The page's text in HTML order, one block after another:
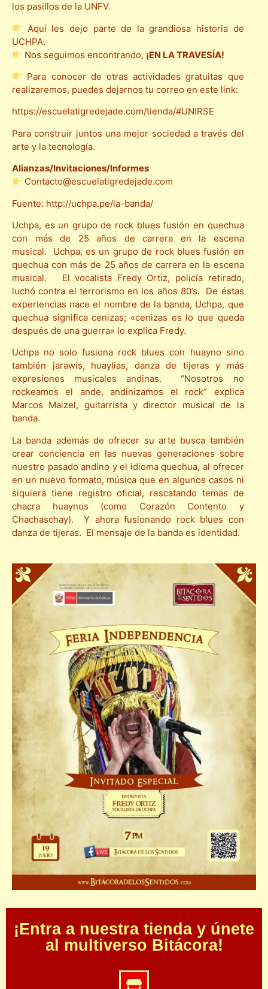
los pasillos de la UNFV.
Aquí les dejo parte de la grandiosa historia de
UCHPA.
Nos seguimos encontrando, ¡EN LA TRAVESÍA!
Para conocer de otras actividades gratuitas que
realizaremos, puedes dejarnos tu correo en este link:
https://escuelatigredejade.com/tienda/#UNIRSE
Para construir juntos una mejor sociedad a través del
arte y la tecnología.
Alianzas/Invitaciones/Informes
Contacto@escuelatigredejade.com
Fuente: http://uchpa.pe/la-banda/
Uchpa, es un grupo de rock blues fusión en quechua
con más de 25 años de carrera en la escena
musical. Uchpa, es un grupo de rock blues fusión en
quechua con más de 25 años de carrera en la escena
musical. El vocalista Fredy Ortiz, policía retirado,
luchó contra el terrorismo en los años 80’s. De éstas
experiencias nace el nombre de la banda, Uchpa, que
quechua significa cenizas; «cenizas es lo que queda
después de una guerra» lo explica Fredy.
Uchpa no solo fusiona rock blues con huayno sino
también jarawis, huaylias, danza de tijeras y más
expresiones musicales andinas. “Nosotros no
rockeamos el ande, andinizamos el rock” explica
Marcos Maizel, guitarrista y director musical de la
banda.
La banda además de ofrecer su arte busca también
crear conciencia en las nuevas generaciones sobre
nuestro pasado andino y el idioma quechua, al ofrecer
en un nuevo formato, música que en algunos casos ni
siquiera tiene registro oficial, rescatando temas de
chacra huaynos (como Corazón Contento y
Chachaschay). Y ahora fusionando rock blues con
danza de tijeras. El mensaje de la banda es identidad.
¡Entra a nuestra tienda y únete
al multiverso Bitácora!